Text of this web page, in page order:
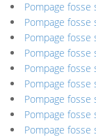
Pompage fosse
Pompage fosse
Pompage
Pompage fosse
Pompage fosse
Pompage fosse
Pompage fosse
Pompage
Pompage